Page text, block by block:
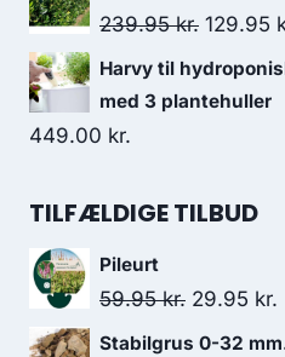
239.95kr. Den
pris
129.95
Harvy til
med 3 plantehuller
449.00 kr.
TILFÆLDIGE TILBUD
Pileurt
59.95kr. Den
29.95 kr.
Stabilgrus 0-32